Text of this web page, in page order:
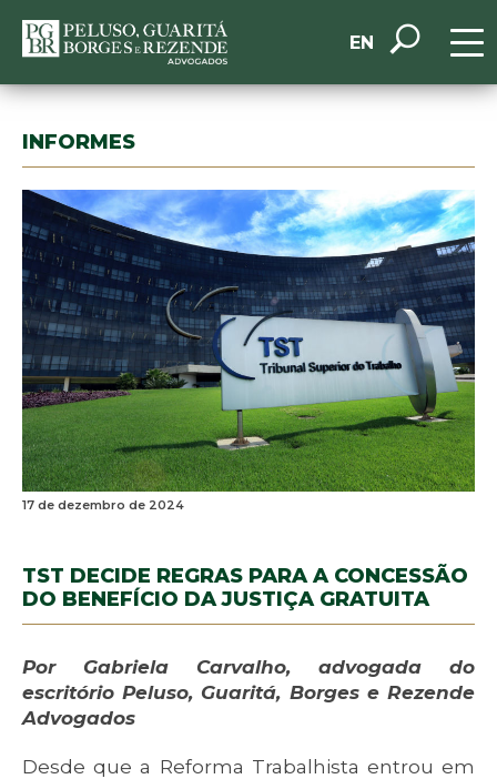
EN
INFORMES
17 de dezembro de 2024
TST DECIDE REGRAS PARA A CONCESSÃO
DO BENEFÍCIO DA JUSTIÇA GRATUITA
Por Gabriela Carvalho, advogada do
escritório Peluso, Guaritá, Borges e Rezende
Advogados
Desde que a Reforma Trabalhista entrou em